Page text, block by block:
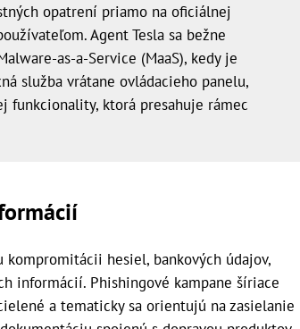
opatrení priamo na oficiálnej
Agent Tesla sa bežne
as-a-Service (MaaS), kedy je
služba vrátane ovládacieho panelu,
funkcionality, ktorá presahuje rámec
hesiel, bankových údajov,
informácií. Phishingové kampane šíriace
a tematicky sa orientujú na zasielanie